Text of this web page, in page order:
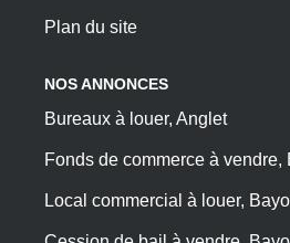
Plan du site
NOS ANNONCES
Bureaux à louer, Anglet
Fonds de commerce à vendre,
Local commercial à louer,